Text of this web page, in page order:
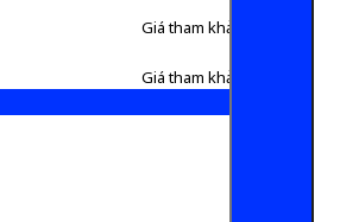
Giá tham khảo:
Giá tham khảo: